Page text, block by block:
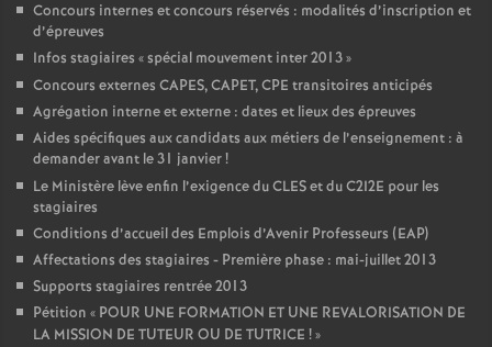
Concours internes et concours réservés : modalités d’inscription et
d’épreuves
Infos stagiaires «spécial mouvement inter 2013»
Concours externes CAPES, CAPET, CPE transitoires anticipés
Agrégation interne et externe : dates et lieux des épreuves
Aides spécifiques aux candidats aux métiers de l’enseignement : à
demander avant le 31 janvier!
Le Ministère lève enfin l’exigence du CLES et du C2I2E pour les
stagiaires
Conditions d’accueil des Emplois d’Avenir Professeurs (EAP)
Affectations des stagiaires - Première phase : mai-juillet 2013
Supports stagiaires rentrée 2013
Pétition « POUR UNE FORMATION ET UNE REVALORISATION DE
LA MISSION DE TUTEUR OU DE TUTRICE !»